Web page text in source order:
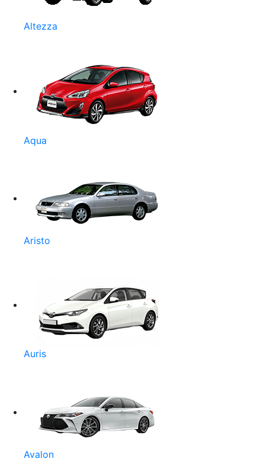
Altezza
Aqua
Aristo
Auris
Avalon